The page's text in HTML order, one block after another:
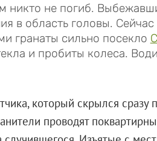
никто не погиб.
в область головы.
гранаты сильно посекло
и пробиты колеса.
который скрылся сразу
проводят